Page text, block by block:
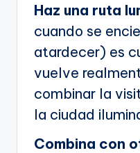
Haz una ruta
cuando se
atardecer) es
vuelve
combinar la
la ciudad
Combina con